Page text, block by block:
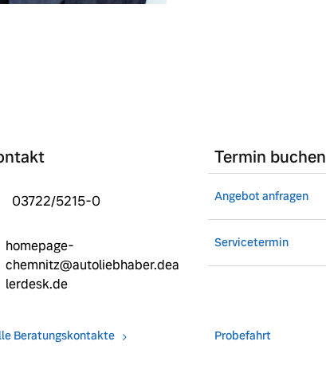
03722/5215-0
homepage-
chemnitz@autoliebhaber.dea
lerdesk.de
Beratungskontakte
Termin buchen
Angebot anfragen
Servicetermin
Probefahrt